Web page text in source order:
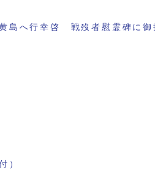
へ行幸啓 戦歿者慰霊碑に御
）